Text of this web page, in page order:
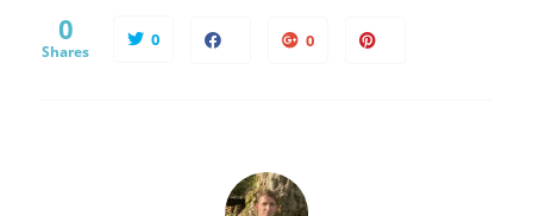
0
Shares
0 0